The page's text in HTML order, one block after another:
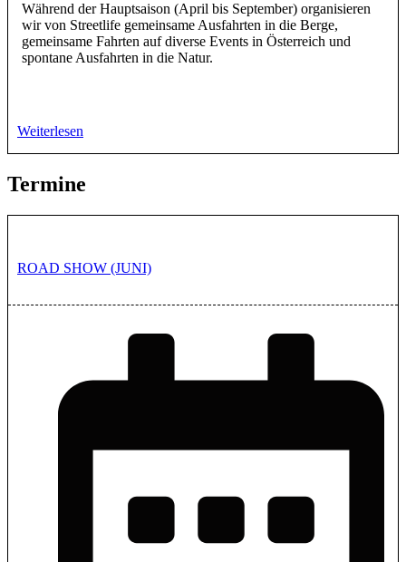
Während der Hauptsaison (April bis September) organisieren
wir von Streetlife gemeinsame Ausfahrten in die Berge,
gemeinsame Fahrten auf diverse Events in Österreich und
spontane Ausfahrten in die Natur.
Weiterlesen
Termine
ROAD SHOW (JUNI)